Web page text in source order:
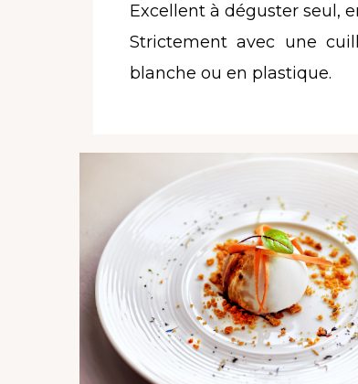
Excellent à déguster seul,
Strictement avec une
blanche ou en plastique.